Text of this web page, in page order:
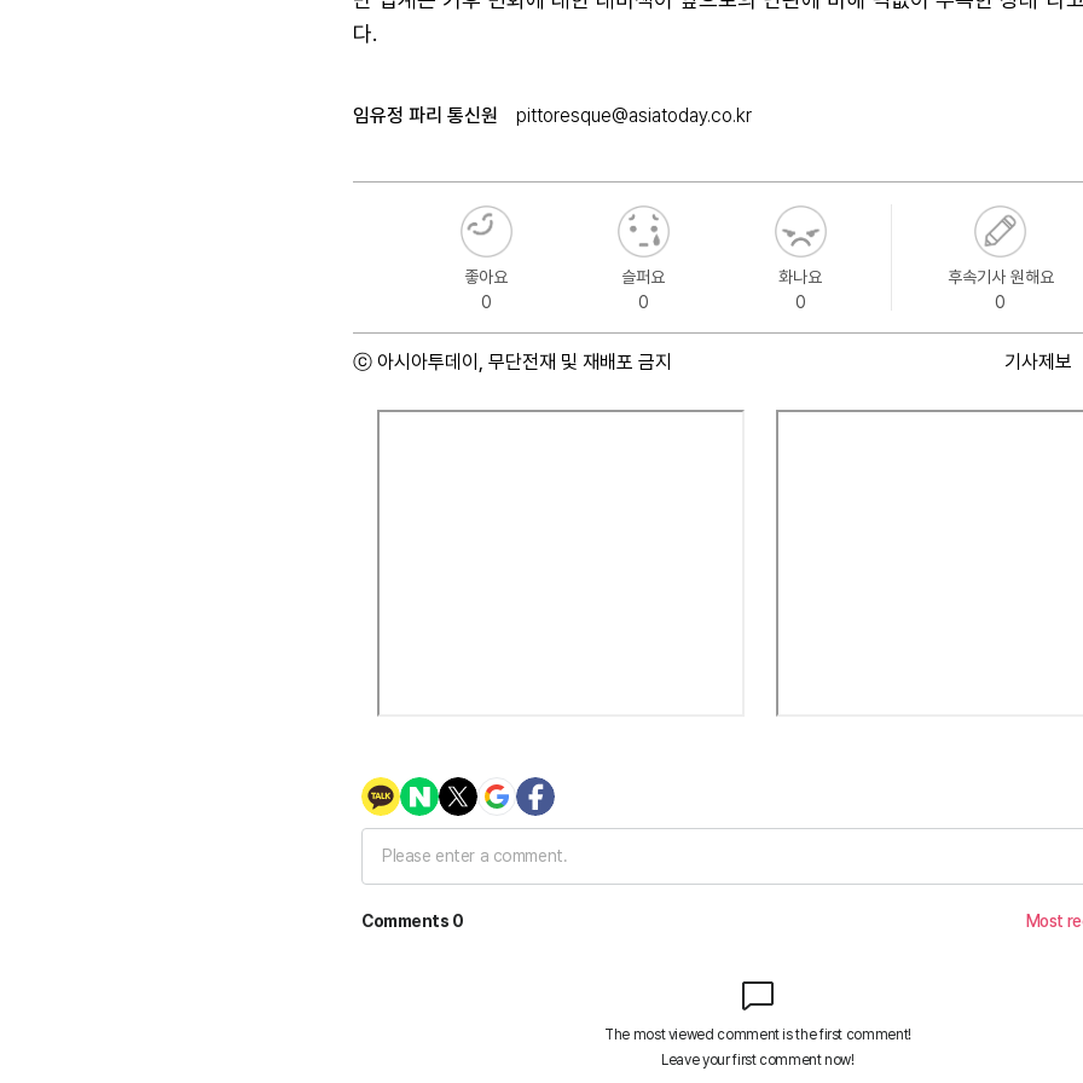
다.
임유정 파리 통신원 pittoresque@asiatoday.co.kr
좋아요
0
슬퍼요
0
화나요
0
후속기사 원해요
0
ⓒ 아시아투데이, 무단전재 및 재배포 금지 기사제보